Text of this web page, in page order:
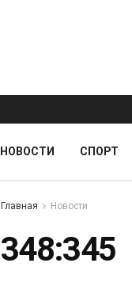
НОВОСТИ СПОРТ
Главная Новости
348:345